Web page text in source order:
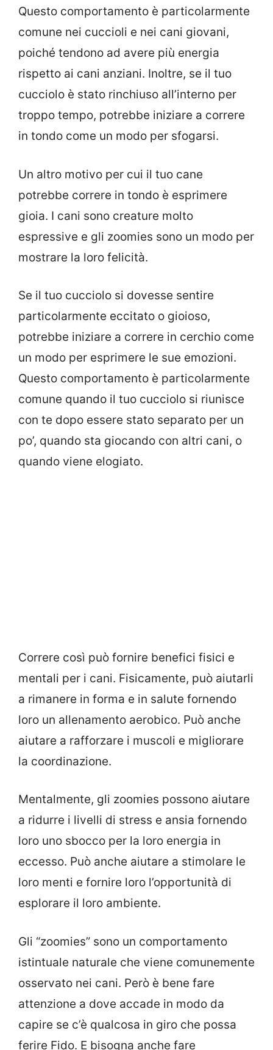
Questo comportamento è particolarmente
comune nei cuccioli e nei cani giovani,
poiché tendono ad avere più energia
rispetto ai cani anziani. Inoltre, se il tuo
cucciolo è stato rinchiuso all’interno per
troppo tempo, potrebbe iniziare a correre
in tondo come un modo per sfogarsi.
Un altro motivo per cui il tuo cane
potrebbe correre in tondo è esprimere
gioia. I cani sono creature molto
espressive e gli zoomies sono un modo per
mostrare la loro felicità.
Se il tuo cucciolo si dovesse sentire
particolarmente eccitato o gioioso,
potrebbe iniziare a correre in cerchio come
un modo per esprimere le sue emozioni.
Questo comportamento è particolarmente
comune quando il tuo cucciolo si riunisce
con te dopo essere stato separato per un
po’, quando sta giocando con altri cani, o
quando viene elogiato.
Correre così può fornire benefici fisici e
mentali per i cani. Fisicamente, può aiutarli
a rimanere in forma e in salute fornendo
loro un allenamento aerobico. Può anche
aiutare a rafforzare i muscoli e migliorare
la coordinazione.
Mentalmente, gli zoomies possono aiutare
a ridurre i livelli di stress e ansia fornendo
loro uno sbocco per la loro energia in
eccesso. Può anche aiutare a stimolare le
loro menti e fornire loro l’opportunità di
esplorare il loro ambiente.
Gli “zoomies” sono un comportamento
istintuale naturale che viene comunemente
osservato nei cani. Però è bene fare
attenzione a dove accade in modo da
capire se c’è qualcosa in giro che possa
ferire Fido. E bisogna anche fare